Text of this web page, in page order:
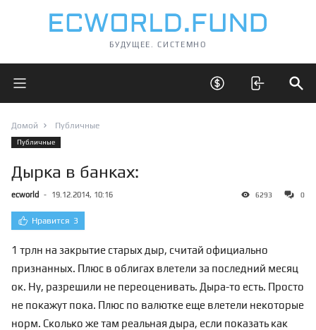
БУДУЩЕЕ. СИСТЕМНО
Открыть главное меню Открыть скрытые
Домой Публичные
Публичные
Дырка в банках:
ecworld - 19.12.2014, 10:16 6293 0
Нравится 3
1 трлн на закрытие старых дыр, считай официально
признанных. Плюс в облигах влетели за последний месяц
ок. Ну, разрешили не переоценивать. Дыра-то есть. Просто
не покажут пока. Плюс по валютке еще влетели некоторые
норм. Сколько же там реальная дыра, если показать как